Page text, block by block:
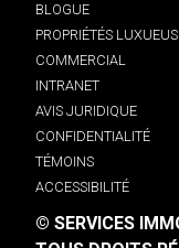
BLOGUE
PROPRIÉTÉS
COMMERCIAL
INTRANET
AVIS JURIDIQUE
CONFIDENTIALITÉ
TÉMOINS
ACCESSIBILITÉ
© SERVICES